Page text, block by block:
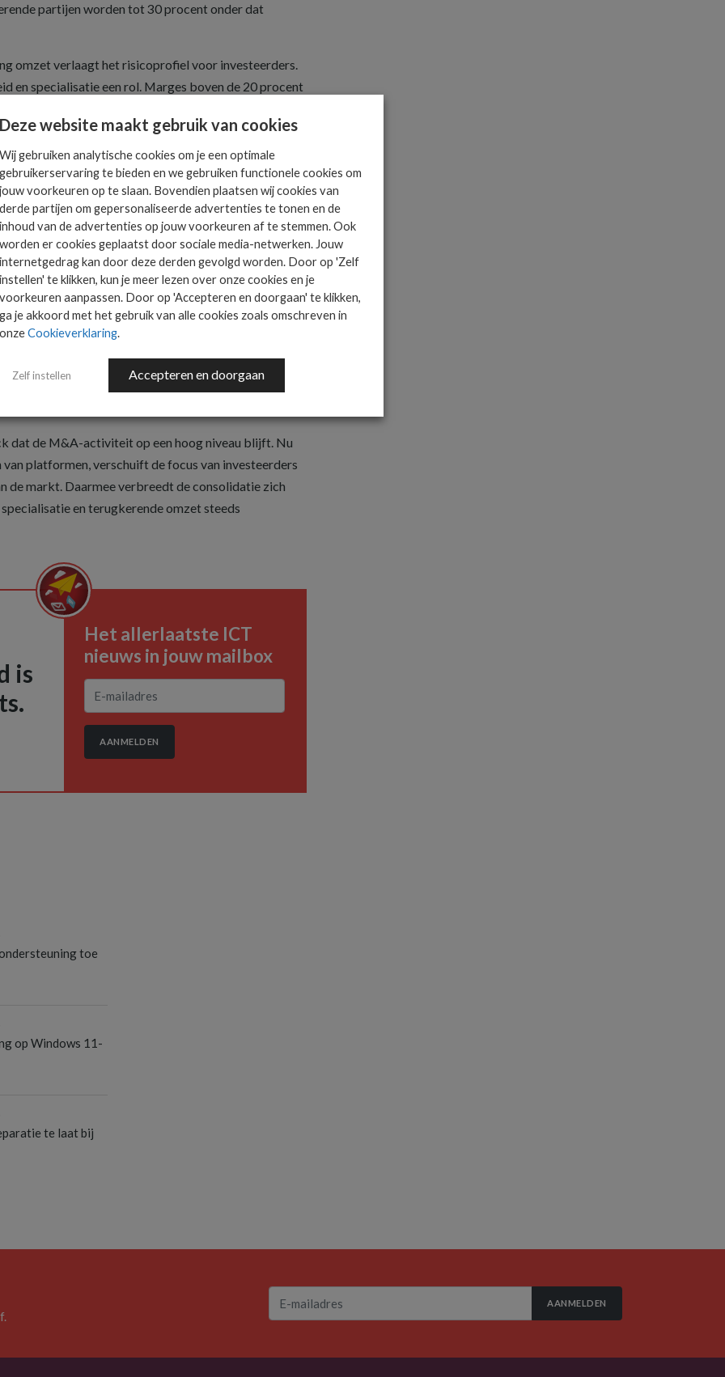
partijen worden tot 30 procent onder dat
omzet verlaagt het risicoprofiel voor investeerders.
en specialisatie een rol. Marges boven de 20 procent
boven de 25 procent uitkomen. Focus op
leidt vaak tot hogere waarderingen. In een
ook de kwaliteit en certificering van het team een
de consolidatie. Zo verhoogt Microsoft per 1
partnerstatus van 300.000 naar 1 miljoen dollar.
om hun omzetbasis te verbreden of aansluiting
NIS2-richtlijn voor strengere beveiligingsnormen
organisatorische en financiële lasten die hiermee
terecht bij kleinere ondernemingen. In de praktijk
bij een platform of verkoop.
dat de M&A-activiteit op een hoog niveau blijft. Nu
van platformen, verschuift de focus van investeerders
de markt. Daarmee verbreedt de consolidatie zich
en terugkerende omzet steeds
is
Het allerlaatste ICT
nieuws in jouw mailbox
AANMELDEN
toe
op Windows 11-
te laat bij
AANMELDEN
Deze website maakt gebruik van cookies
Wij gebruiken analytische cookies om je een optimale
gebruikerservaring te bieden en we gebruiken functionele cookies om
jouw voorkeuren op te slaan. Bovendien plaatsen wij cookies van
derde partijen om gepersonaliseerde advertenties te tonen en de
inhoud van de advertenties op jouw voorkeuren af te stemmen. Ook
worden er cookies geplaatst door sociale media-netwerken. Jouw
internetgedrag kan door deze derden gevolgd worden. Door op 'Zelf
instellen' te klikken, kun je meer lezen over onze cookies en je
voorkeuren aanpassen. Door op 'Accepteren en doorgaan' te klikken,
ga je akkoord met het gebruik van alle cookies zoals omschreven in
onzeCookieverklaring.
Zelf instellen Accepteren en doorgaan